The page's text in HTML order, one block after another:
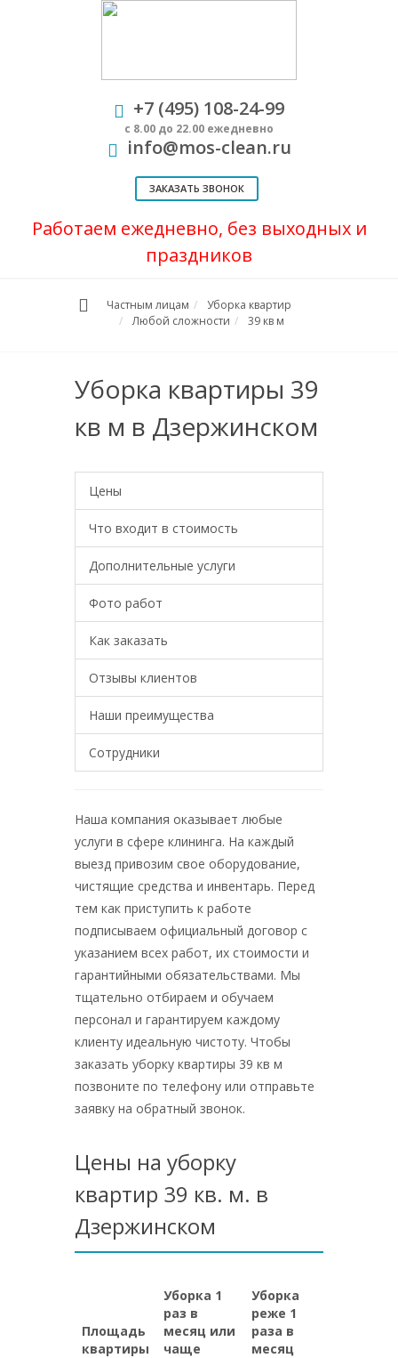
+7 (495) 108-24-99
с 8.00 до 22.00 ежедневно
info@mos-clean.ru
ЗАКАЗАТЬ ЗВОНОК
Работаем ежедневно, без выходных и
праздников
Частным лицам
Уборка квартир
Любой сложности
39 кв м
Уборка квартиры 39
кв м в Дзержинском
Цены
Что входит в стоимость
Дополнительные услуги
Фото работ
Как заказать
Отзывы клиентов
Наши преимущества
Сотрудники
Наша компания оказывает любые
услуги в сфере клининга. На каждый
выезд привозим свое оборудование,
чистящие средства и инвентарь. Перед
тем как приступить к работе
подписываем официальный договор с
указанием всех работ, их стоимости и
гарантийными обязательствами. Мы
тщательно отбираем и обучаем
персонал и гарантируем каждому
клиенту идеальную чистоту. Чтобы
заказать уборку квартиры 39 кв м
позвоните по телефону или отправьте
заявку на обратный звонок.
Цены на уборку
квартир 39 кв. м. в
Дзержинском
Площадь
квартиры
Уборка 1
раз в
месяц или
чаще
Уборка
реже 1
раза в
месяц